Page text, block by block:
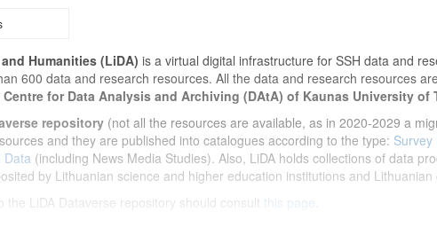
Humanities (LiDA) is a virtual digital infrastructure for SSH data and
600 data and research resources. All the data and research resources
Centre for Data Analysis and Archiving (DAtA) of Kaunas University of
repository (not all the resources are available, as in 2020-2029 a
and they are published into catalogues according to the type: Survey
Data (including News Media Studies). Also, LiDA holds collections of data
by Lithuanian science and higher education institutions and
LiDA Dataverse repository should consult this page